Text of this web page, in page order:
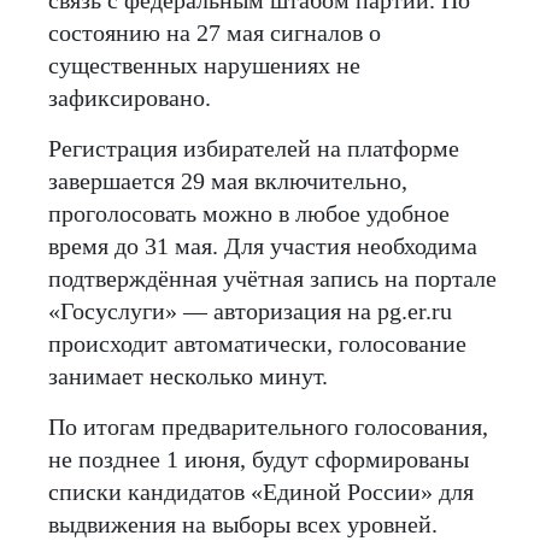
состоянию на 27 мая сигналов о
существенных нарушениях не
зафиксировано.
Регистрация избирателей на платформе
завершается 29 мая включительно,
проголосовать можно в любое удобное
время до 31 мая. Для участия необходима
подтверждённая учётная запись на портале
«Госуслуги» — авторизация на pg.er.ru
происходит автоматически, голосование
занимает несколько минут.
По итогам предварительного голосования,
не позднее 1 июня, будут сформированы
списки кандидатов «Единой России» для
выдвижения на выборы всех уровней.